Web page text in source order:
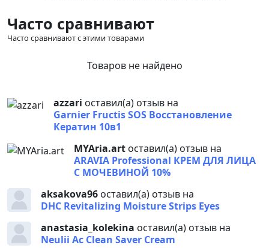
Часто сравнивают
Часто сравнивают с этими товарами
Товаров не найдено
azzari оставил(а) отзыв на
Garnier Fructis SOS Восстановление
Кератин 10в1
MYAria.art оставил(а) отзыв на
ARAVIA Professional КРЕМ ДЛЯ ЛИЦА
С МОЧЕВИНОЙ 10%
aksakova96 оставил(а) отзыв на
DHC Revitalizing Moisture Strips Eyes
anastasia_kolekina оставил(а) отзыв на
Neulii Ac Clean Saver Cream